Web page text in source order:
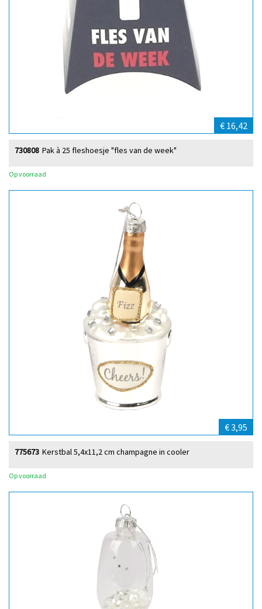
€ 16,42
Pak à 25 fleshoesje "fles van de week"
730808
Op voorraad
€ 3,95
Kerstbal 5,4x11,2 cm champagne in cooler
775673
Op voorraad